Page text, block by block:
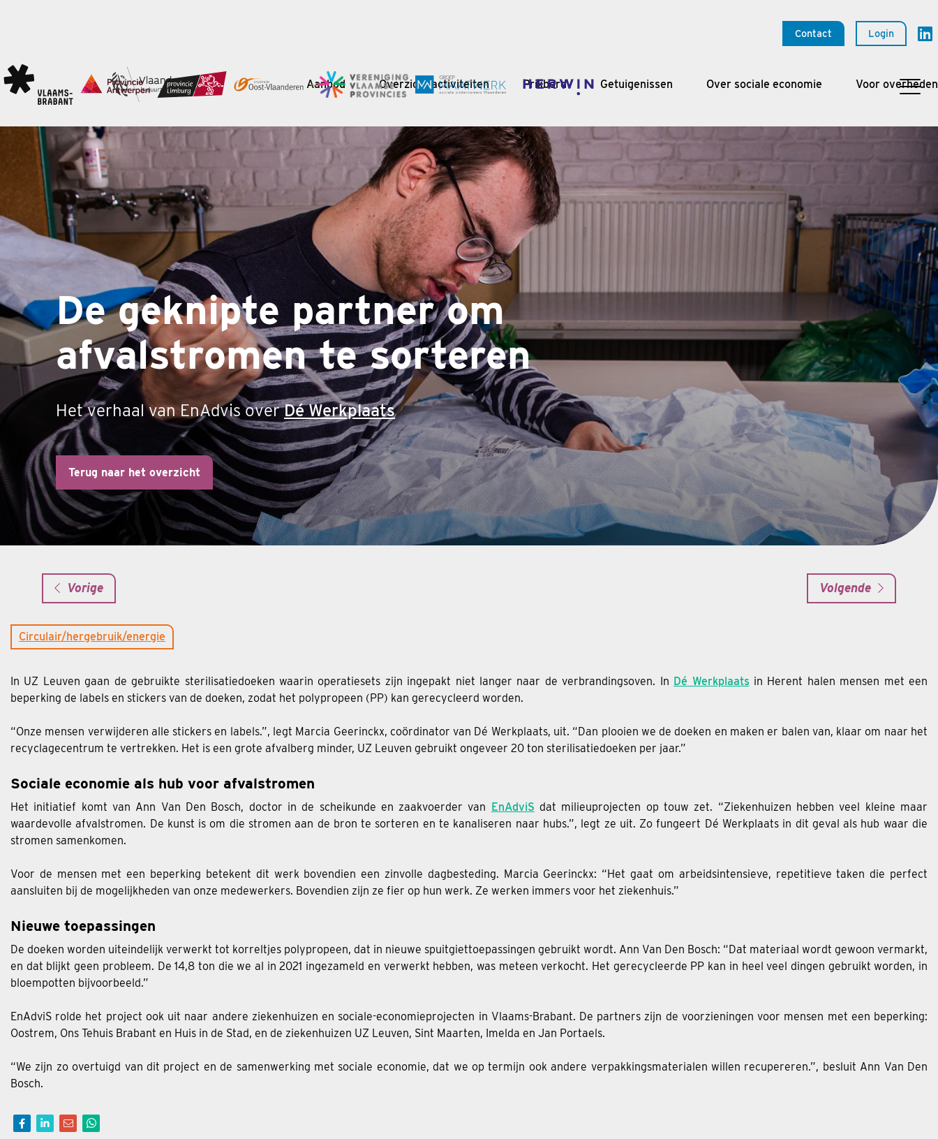
Contact Login
Aanbod Overzicht activiteiten Prikbord Getuigenissen Over sociale economie Voor overheden
De geknipte partner om
afvalstromen te sorteren
Het verhaal van EnAdvis overDé Werkplaats
Terug naar het overzicht
Vorige Volgende
Circulair/hergebruik/energie
In UZ Leuven gaan de gebruikte sterilisatiedoeken waarin operatiesets zijn ingepakt niet langer naar de verbrandingsoven. In Dé Werkplaats in Herent halen mensen met een
beperking de labels en stickers van de doeken, zodat het polypropeen (PP) kan gerecycleerd worden.
“Onze mensen verwijderen alle stickers en labels.”, legt Marcia Geerinckx, coördinator van Dé Werkplaats, uit. “Dan plooien we de doeken en maken er balen van, klaar om naar het
recyclagecentrum te vertrekken. Het is een grote afvalberg minder, UZ Leuven gebruikt ongeveer 20 ton sterilisatiedoeken per jaar.”
Sociale economie als hub voor afvalstromen
Het initiatief komt van Ann Van Den Bosch, doctor in de scheikunde en zaakvoerder van EnAdviS dat milieuprojecten op touw zet. “Ziekenhuizen hebben veel kleine maar
waardevolle afvalstromen. De kunst is om die stromen aan de bron te sorteren en te kanaliseren naar hubs.”, legt ze uit. Zo fungeert Dé Werkplaats in dit geval als hub waar die
stromen samenkomen.
Voor de mensen met een beperking betekent dit werk bovendien een zinvolle dagbesteding. Marcia Geerinckx: “Het gaat om arbeidsintensieve, repetitieve taken die perfect
aansluiten bij de mogelijkheden van onze medewerkers. Bovendien zijn ze fier op hun werk. Ze werken immers voor het ziekenhuis.”
Nieuwe toepassingen
De doeken worden uiteindelijk verwerkt tot korreltjes polypropeen, dat in nieuwe spuitgiettoepassingen gebruikt wordt. Ann Van Den Bosch: “Dat materiaal wordt gewoon vermarkt,
en dat blijkt geen probleem. De 14,8 ton die we al in 2021 ingezameld en verwerkt hebben, was meteen verkocht. Het gerecycleerde PP kan in heel veel dingen gebruikt worden, in
bloempotten bijvoorbeeld.”
EnAdviS rolde het project ook uit naar andere ziekenhuizen en sociale-economieprojecten in Vlaams-Brabant. De partners zijn de voorzieningen voor mensen met een beperking:
Oostrem, Ons Tehuis Brabant en Huis in de Stad, en de ziekenhuizen UZ Leuven, Sint Maarten, Imelda en Jan Portaels.
“We zijn zo overtuigd van dit project en de samenwerking met sociale economie, dat we op termijn ook andere verpakkingsmaterialen willen recupereren.”, besluit Ann Van Den
Bosch.